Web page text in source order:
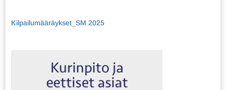
Kilpailumääräykset_SM 2025